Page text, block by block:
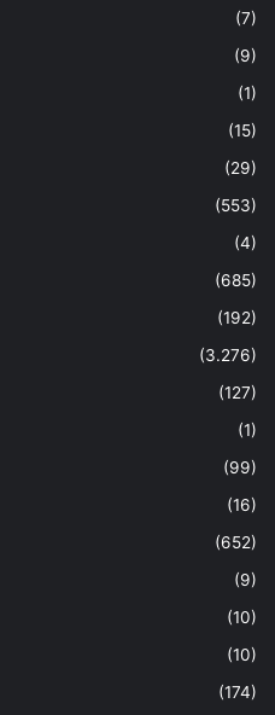
(7)
(9)
(1)
(15)
(29)
(553)
(4)
(685)
(192)
(3.276)
(127)
(1)
(99)
(16)
(652)
(9)
(10)
(10)
(174)